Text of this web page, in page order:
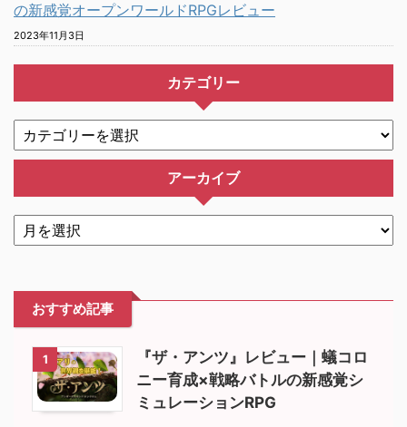
の新感覚オープンワールドRPGレビュー
2023年11月3日
カテゴリー
アーカイブ
おすすめ記事
1
『ザ・アンツ』レビュー｜蟻コロ
ニー育成×戦略バトルの新感覚シ
ミュレーションRPG